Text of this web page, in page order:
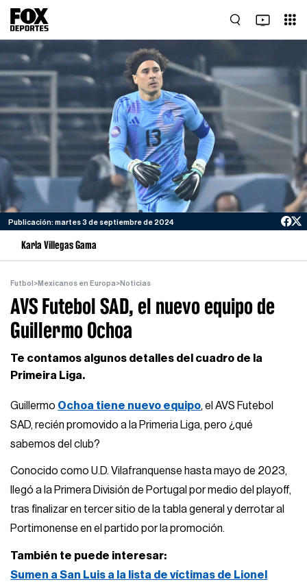
Publicación: martes 3 de septiembre de 2024
Karla Villegas Gama
Futbol >Mexicanos en Europa>Noticias
AVS Futebol SAD, el nuevo equipo de
Guillermo Ochoa
Te contamos algunos detalles del cuadro de la
Primeira Liga.
Guillermo Ochoa tiene nuevo equipo, el AVS Futebol
SAD, recién promovido a la Primeria Liga, pero ¿qué
sabemos del club?
Conocido como U.D. Vilafranquense hasta mayo de 2023,
llegó a la Primera División de Portugal por medio del playoff,
tras finalizar en tercer sitio de la tabla general y derrotar al
Portimonense en el partido por la promoción.
También te puede interesar:
Sumen a San Luis a la lista de víctimas de Lionel